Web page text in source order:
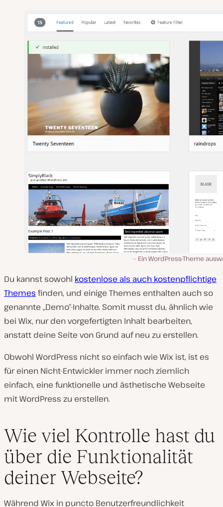
Ein WordPress-Theme
Du kannst sowohl kostenlose als auch kostenpflichtige
Themes finden, und einige Themes enthalten auch so
genannte „Demo“-Inhalte. Somit musst du, ähnlich wie
bei Wix, nur den vorgefertigten Inhalt bearbeiten,
anstatt deine Seite von Grund auf neu zu erstellen.
Obwohl WordPress nicht so einfach wie Wix ist, ist es
für einen Nicht-Entwickler immer noch ziemlich
einfach, eine funktionelle und ästhetische Webseite
mit WordPress zu erstellen.
Wie viel Kontrolle hast du
über die Funktionalität
deiner Webseite?
Während Wix in puncto Benutzerfreundlichkeit